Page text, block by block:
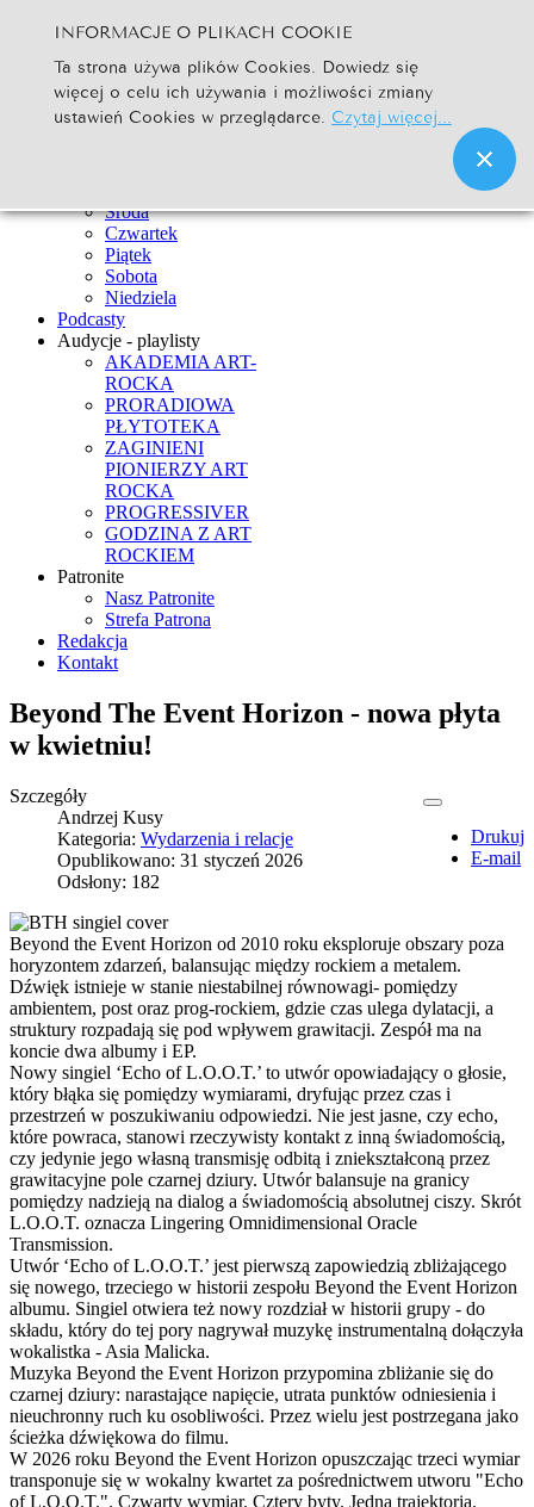
Szukaj... Go
Strona Główna
Newsy
Środa
Czwartek
Piątek
Sobota
Niedziela
Podcasty
Audycje - playlisty
AKADEMIA ART-
ROCKA
PRORADIOWA
PŁYTOTEKA
ZAGINIENI
PIONIERZY ART
ROCKA
PROGRESSIVER
GODZINA Z ART
ROCKIEM
Patronite
Nasz Patronite
Strefa Patrona
Redakcja
Kontakt
Beyond The Event Horizon - nowa płyta
w kwietniu!
Drukuj
E-mail
Szczegóły
Andrzej Kusy
Kategoria: Wydarzenia i relacje
Opublikowano: 31 styczeń 2026
Odsłony: 182
Beyond the Event Horizon od 2010 roku eksploruje obszary poza
horyzontem zdarzeń, balansując między rockiem a metalem.
Dźwięk istnieje w stanie niestabilnej równowagi- pomiędzy
ambientem, post oraz prog-rockiem, gdzie czas ulega dylatacji, a
struktury rozpadają się pod wpływem grawitacji. Zespół ma na
koncie dwa albumy i EP.
Nowy singiel ‘Echo of L.O.O.T.’ to utwór opowiadający o głosie,
który błąka się pomiędzy wymiarami, dryfując przez czas i
przestrzeń w poszukiwaniu odpowiedzi. Nie jest jasne, czy echo,
które powraca, stanowi rzeczywisty kontakt z inną świadomością,
czy jedynie jego własną transmisję odbitą i zniekształconą przez
grawitacyjne pole czarnej dziury. Utwór balansuje na granicy
pomiędzy nadzieją na dialog a świadomością absolutnej ciszy. Skrót
L.O.O.T. oznacza Lingering Omnidimensional Oracle
Transmission.
Utwór ‘Echo of L.O.O.T.’ jest pierwszą zapowiedzią zbliżającego
się nowego, trzeciego w historii zespołu Beyond the Event Horizon
albumu. Singiel otwiera też nowy rozdział w historii grupy - do
składu, który do tej pory nagrywał muzykę instrumentalną dołączyła
wokalistka - Asia Malicka.
Muzyka Beyond the Event Horizon przypomina zbliżanie się do
czarnej dziury: narastające napięcie, utrata punktów odniesienia i
nieuchronny ruch ku osobliwości. Przez wielu jest postrzegana jako
ścieżka dźwiękowa do filmu.
W 2026 roku Beyond the Event Horizon opuszczając trzeci wymiar
transponuje się w wokalny kwartet za pośrednictwem utworu "Echo
of L.O.O.T.". Czwarty wymiar. Cztery byty. Jedna trajektoria.
INFORMACJE O PLIKACH COOKIE
Ta strona używa plików Cookies. Dowiedz się
więcej o celu ich używania i możliwości zmiany
ustawień Cookies w przeglądarce. Czytaj więcej...